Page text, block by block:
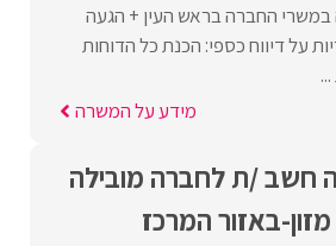
במשרי החברה בראש העין + הגעה
על דיווח כספי: הכנת כל הדוחות
מידע על המשרה
חשב /ת לחברה מובילה
באזור המרכז